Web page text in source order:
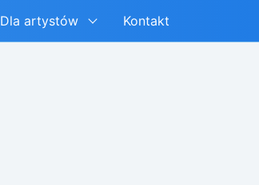
Dla artystów Kontakt